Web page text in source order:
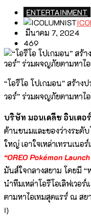
ENTERTAINMENT
มีนาคม 7, 2024
469
“โอรีโอ โปเกมอน” สร้า
วอร์” ร่วมผจญภัยตามหาไ
บริษัท มอนเดลีซ อินเตอ
ด้านขนมและของว่างระดั
ใหญ่ เอาใจเหล่าเทรนเน
“OREO Pokémon
มันส์ใจกลางสยาม โดยมี
นำทีมเหล่าโอรีโอเลิฟเวอ
ตามหาไอเทมสุดแรร์ ณ สย
I)